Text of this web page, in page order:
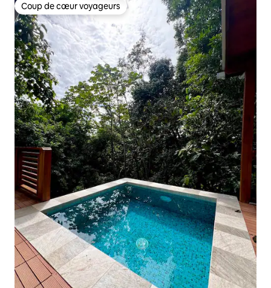
Coup de cœur voyageurs
Coup de cœur voyageurs